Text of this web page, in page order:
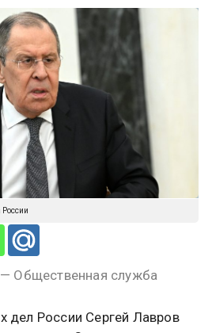
Общественная служба
дел России Сергей Лавров